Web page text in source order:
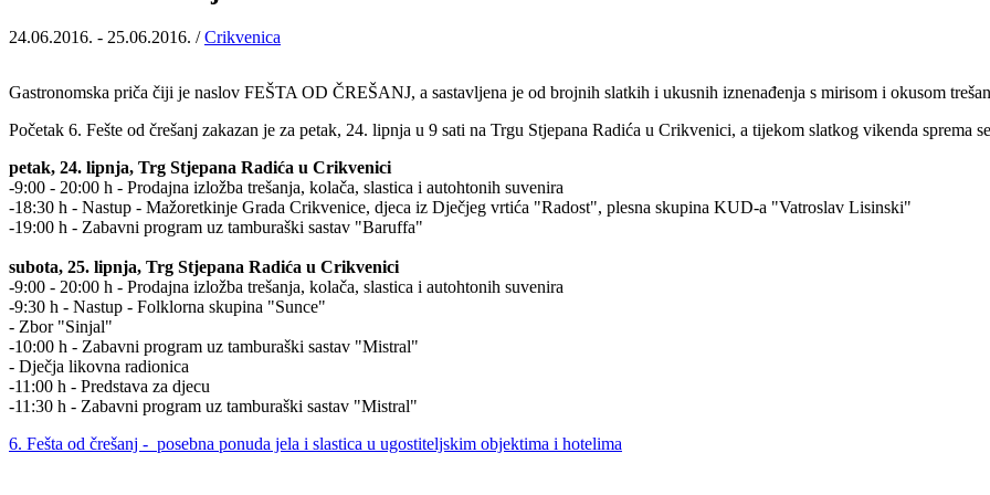
24.06.2016. - 25.06.2016. /Crikvenica
Gastronomska priča čiji je naslov FEŠTA OD ČREŠANJ, a sastavljena je od brojnih slatkih i ukusnih iznenađenja s mirisom i okusom
Početak 6. Fešte od črešanj zakazan je za petak, 24. lipnja u 9 sati na Trgu Stjepana Radića u Crikvenici, a tijekom slatkog vikenda sprema se
petak, 24. lipnja, Trg Stjepana Radića u Crikvenici
-9:00 - 20:00 h - Prodajna izložba trešanja, kolača, slastica i autohtonih suvenira
-18:30 h - Nastup - Mažoretkinje Grada Crikvenice, djeca iz Dječjeg vrtića "Radost", plesna skupina KUD-a "Vatroslav Lisinski"
-19:00 h - Zabavni program uz tamburaški sastav "Baruffa"
subota, 25. lipnja, Trg Stjepana Radića u Crikvenici
-9:00 - 20:00 h - Prodajna izložba trešanja, kolača, slastica i autohtonih suvenira
-9:30 h - Nastup - Folklorna skupina "Sunce"
- Zbor "Sinjal"
-10:00 h - Zabavni program uz tamburaški sastav "Mistral"
- Dječja likovna radionica
-11:00 h - Predstava za djecu
-11:30 h - Zabavni program uz tamburaški sastav "Mistral"
6. Fešta od črešanj - posebna ponuda jela i slastica u ugostiteljskim objektima i hotelima